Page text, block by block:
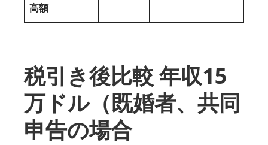
高額
税引き後比較 年収15
万ドル（既婚者、共同
申告の場合